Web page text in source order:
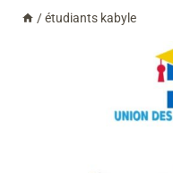
/ étudiants kabyle